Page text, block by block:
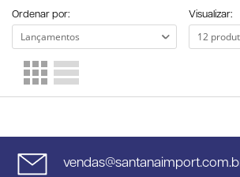
Ordenar por: Visualizar: